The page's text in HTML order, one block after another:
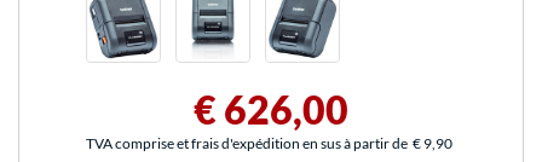
€ 626,00
TVA comprise et frais d'expédition en sus à partir de € 9,90